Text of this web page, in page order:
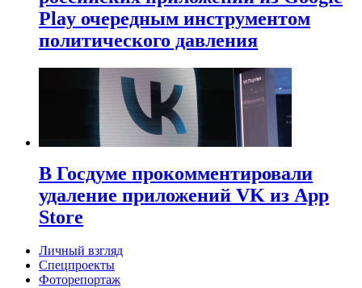
Play очередным инструментом
политического давления
В Госдуме прокомментировали
удаление приложений VK из App
Store
Личный взгляд
Спецпроекты
Фоторепортаж